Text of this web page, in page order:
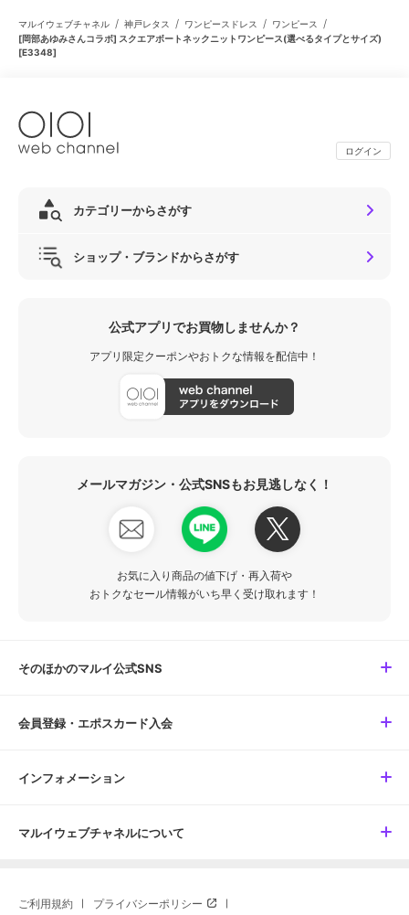
マルイウェブチャネル / 神戸レタス / ワンピースドレス / ワンピース /
[岡部あゆみさんコラボ] スクエアボートネックニットワンピース(選べるタイプとサイズ)
[E3348]
ログイン
カテゴリーからさがす
ショップ・ブランドからさがす
公式アプリでお買物しませんか？
アプリ限定クーポンやおトクな情報を配信中！
メールマガジン・公式SNSもお見逃しなく！
お気に入り商品の値下げ・再入荷や
おトクなセール情報がいち早く受け取れます！
そのほかのマルイ公式SNS
会員登録・エポスカード入会
インフォメーション
マルイウェブチャネルについて
ご利用規約 プライバシーポリシー